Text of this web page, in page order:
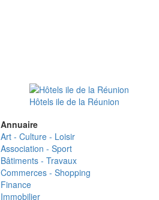
Hôtels ile de la Réunion
Annuaire
Art - Culture - Loisir
Association - Sport
Bâtiments - Travaux
Commerces - Shopping
Finance
Immobilier